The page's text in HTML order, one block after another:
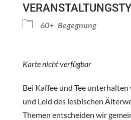
60+ Begegnung
Karte nicht verfügbar
Bei Kaffee und Tee
und Leid des lesbischen
Themen entscheiden wir